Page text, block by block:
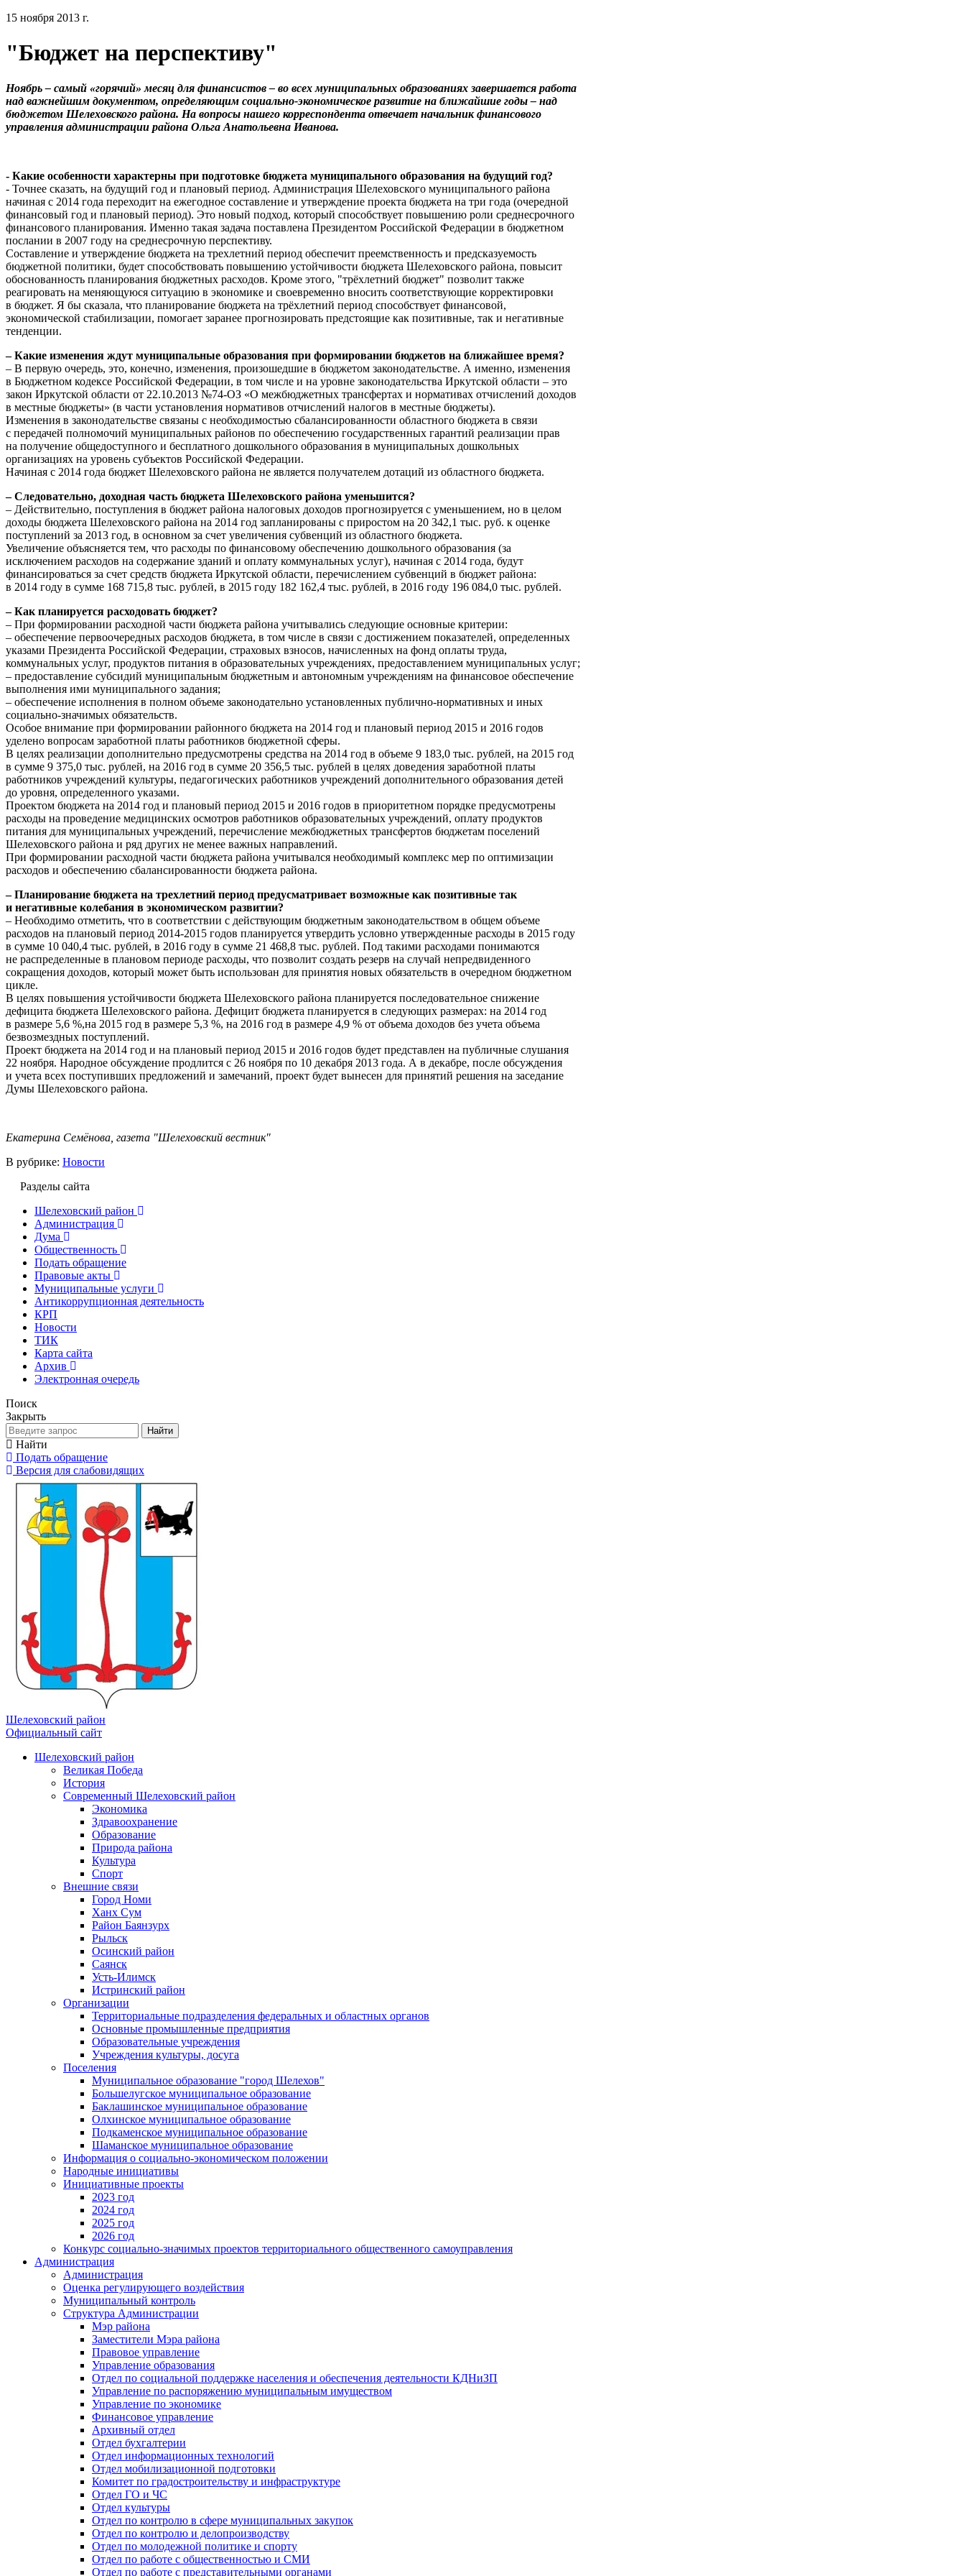
15 ноября 2013 г.
"Бюджет на перспективу"
Ноябрь – самый «горячий» месяц для финансистов – во всех муниципальных образованиях завершается работа
над важнейшим документом, определяющим социально-экономическое развитие на ближайшие годы – над
бюджетом Шелеховского района. На вопросы нашего корреспондента отвечает начальник финансового
управления администрации района Ольга Анатольевна Иванова.
- Какие особенности характерны при подготовке бюджета муниципального образования на будущий год?
- Точнее сказать, на будущий год и плановый период. Администрация Шелеховского муниципального района
начиная с 2014 года переходит на ежегодное составление и утверждение проекта бюджета на три года (очередной
финансовый год и плановый период). Это новый подход, который способствует повышению роли среднесрочного
финансового планирования. Именно такая задача поставлена Президентом Российской Федерации в бюджетном
послании в 2007 году на среднесрочную перспективу.
Составление и утверждение бюджета на трехлетний период обеспечит преемственность и предсказуемость
бюджетной политики, будет способствовать повышению устойчивости бюджета Шелеховского района, повысит
обоснованность планирования бюджетных расходов. Кроме этого, "трёхлетний бюджет" позволит также
реагировать на меняющуюся ситуацию в экономике и своевременно вносить соответствующие корректировки
в бюджет. Я бы сказала, что планирование бюджета на трёхлетний период способствует финансовой,
экономической стабилизации, помогает заранее прогнозировать предстоящие как позитивные, так и негативные
тенденции.
– Какие изменения ждут муниципальные образования при формировании бюджетов на ближайшее время?
– В первую очередь, это, конечно, изменения, произошедшие в бюджетом законодательстве. А именно, изменения
в Бюджетном кодексе Российской Федерации, в том числе и на уровне законодательства Иркутской области – это
закон Иркутской области от 22.10.2013 №74-ОЗ «О межбюджетных трансфертах и нормативах отчислений доходов
в местные бюджеты» (в части установления нормативов отчислений налогов в местные бюджеты).
Изменения в законодательстве связаны с необходимостью сбалансированности областного бюджета в связи
с передачей полномочий муниципальных районов по обеспечению государственных гарантий реализации прав
на получение общедоступного и бесплатного дошкольного образования в муниципальных дошкольных
организациях на уровень субъектов Российской Федерации.
Начиная с 2014 года бюджет Шелеховского района не является получателем дотаций из областного бюджета.
– Следовательно, доходная часть бюджета Шелеховского района уменьшится?
– Действительно, поступления в бюджет района налоговых доходов прогнозируется с уменьшением, но в целом
доходы бюджета Шелеховского района на 2014 год запланированы с приростом на 20 342,1 тыс. руб. к оценке
поступлений за 2013 год, в основном за счет увеличения субвенций из областного бюджета.
Увеличение объясняется тем, что расходы по финансовому обеспечению дошкольного образования (за
исключением расходов на содержание зданий и оплату коммунальных услуг), начиная с 2014 года, будут
финансироваться за счет средств бюджета Иркутской области, перечислением субвенций в бюджет района:
в 2014 году в сумме 168 715,8 тыс. рублей, в 2015 году 182 162,4 тыс. рублей, в 2016 году 196 084,0 тыс. рублей.
– Как планируется расходовать бюджет?
– При формировании расходной части бюджета района учитывались следующие основные критерии:
– обеспечение первоочередных расходов бюджета, в том числе в связи с достижением показателей, определенных
указами Президента Российской Федерации, страховых взносов, начисленных на фонд оплаты труда,
коммунальных услуг, продуктов питания в образовательных учреждениях, предоставлением муниципальных услуг;
– предоставление субсидий муниципальным бюджетным и автономным учреждениям на финансовое обеспечение
выполнения ими муниципального задания;
– обеспечение исполнения в полном объеме законодательно установленных публично-нормативных и иных
социально-значимых обязательств.
Особое внимание при формировании районного бюджета на 2014 год и плановый период 2015 и 2016 годов
уделено вопросам заработной платы работников бюджетной сферы.
В целях реализации дополнительно предусмотрены средства на 2014 год в объеме 9 183,0 тыс. рублей, на 2015 год
в сумме 9 375,0 тыс. рублей, на 2016 год в сумме 20 356,5 тыс. рублей в целях доведения заработной платы
работников учреждений культуры, педагогических работников учреждений дополнительного образования детей
до уровня, определенного указами.
Проектом бюджета на 2014 год и плановый период 2015 и 2016 годов в приоритетном порядке предусмотрены
расходы на проведение медицинских осмотров работников образовательных учреждений, оплату продуктов
питания для муниципальных учреждений, перечисление межбюджетных трансфертов бюджетам поселений
Шелеховского района и ряд других не менее важных направлений.
При формировании расходной части бюджета района учитывался необходимый комплекс мер по оптимизации
расходов и обеспечению сбалансированности бюджета района.
– Планирование бюджета на трехлетний период предусматривает возможные как позитивные так
и негативные колебания в экономическом развитии?
– Необходимо отметить, что в соответствии с действующим бюджетным законодательством в общем объеме
расходов на плановый период 2014-2015 годов планируется утвердить условно утвержденные расходы в 2015 году
в сумме 10 040,4 тыс. рублей, в 2016 году в сумме 21 468,8 тыс. рублей. Под такими расходами понимаются
не распределенные в плановом периоде расходы, что позволит создать резерв на случай непредвиденного
сокращения доходов, который может быть использован для принятия новых обязательств в очередном бюджетном
цикле.
В целях повышения устойчивости бюджета Шелеховского района планируется последовательное снижение
дефицита бюджета Шелеховского района. Дефицит бюджета планируется в следующих размерах: на 2014 год
в размере 5,6 %,на 2015 год в размере 5,3 %, на 2016 год в размере 4,9 % от объема доходов без учета объема
безвозмездных поступлений.
Проект бюджета на 2014 год и на плановый период 2015 и 2016 годов будет представлен на публичные слушания
22 ноября. Народное обсуждение продлится с 26 ноября по 10 декабря 2013 года. А в декабре, после обсуждения
и учета всех поступивших предложений и замечаний, проект будет вынесен для принятий решения на заседание
Думы Шелеховского района.
Екатерина Семёнова, газета "Шелеховский вестник"
В рубрике: Новости
Разделы сайта
Шелеховский район
Администрация
Дума
Общественность
Подать обращение
Правовые акты
Муниципальные услуги
Антикоррупционная деятельность
КРП
Новости
ТИК
Карта сайта
Архив
Электронная очередь
Поиск
Закрыть
Найти
Найти
Подать обращение
Версия для слабовидящих
Шелеховский район
Официальный сайт
Шелеховский район
Великая Победа
История
Современный Шелеховский район
Экономика
Здравоохранение
Образование
Природа района
Культура
Спорт
Внешние связи
Город Номи
Ханх Сум
Район Баянзурх
Рыльск
Осинский район
Саянск
Усть-Илимск
Истринский район
Организации
Территориальные подразделения федеральных и областных органов
Основные промышленные предприятия
Образовательные учреждения
Учреждения культуры, досуга
Поселения
Муниципальное образование "город Шелехов"
Большелугское муниципальное образование
Баклашинское муниципальное образование
Олхинское муниципальное образование
Подкаменское муниципальное образование
Шаманское муниципальное образование
Информация о социально-экономическом положении
Народные инициативы
Инициативные проекты
2023 год
2024 год
2025 год
2026 год
Конкурс социально-значимых проектов территориального общественного самоуправления
Администрация
Администрация
Оценка регулирующего воздействия
Муниципальный контроль
Структура Администрации
Мэр района
Заместители Мэра района
Правовое управление
Управление образования
Отдел по социальной поддержке населения и обеспечения деятельности КДНиЗП
Управление по распоряжению муниципальным имуществом
Управление по экономике
Финансовое управление
Архивный отдел
Отдел бухгалтерии
Отдел информационных технологий
Отдел мобилизационной подготовки
Комитет по градостроительству и инфраструктуре
Отдел ГО и ЧС
Отдел культуры
Отдел по контролю в сфере муниципальных закупок
Отдел по контролю и делопроизводству
Отдел по молодежной политике и спорту
Отдел по работе с общественностью и СМИ
Отдел по работе с представительными органами